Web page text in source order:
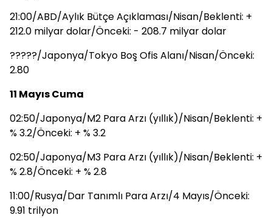
21:00/ABD/Aylık Bütçe Açıklaması/Nisan/Beklenti: +
212.0 milyar dolar/Önceki: - 208.7 milyar dolar
?????/Japonya/Tokyo Boş Ofis Alanı/Nisan/Önceki:
2.80
11 Mayıs Cuma
02:50/Japonya/M2 Para Arzı (yıllık)/Nisan/Beklenti: +
% 3.2/Önceki: + % 3.2
02:50/Japonya/M3 Para Arzı (yıllık)/Nisan/Beklenti: +
% 2.8/Önceki: + % 2.8
11:00/Rusya/Dar Tanımlı Para Arzı/4 Mayıs/Önceki:
9.91 trilyon